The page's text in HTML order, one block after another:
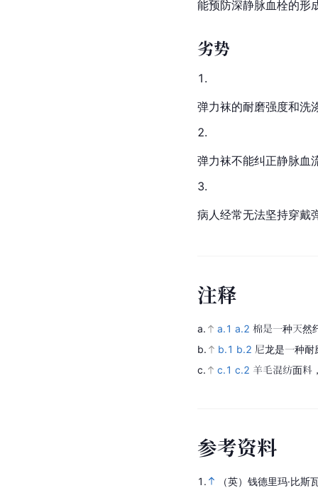
能预防深静脉血栓的形
劣势
弹力袜的耐磨强度和洗
弹力袜不能纠正静脉血
病人经常无法坚持穿戴
注释
a. a.1 a.2 棉是一种天然
b.
b.1 b.2 尼龙是一种
c.
c.1 c.2 羊毛混纺面料
参考资料
1.
（英）钱德里玛·比斯